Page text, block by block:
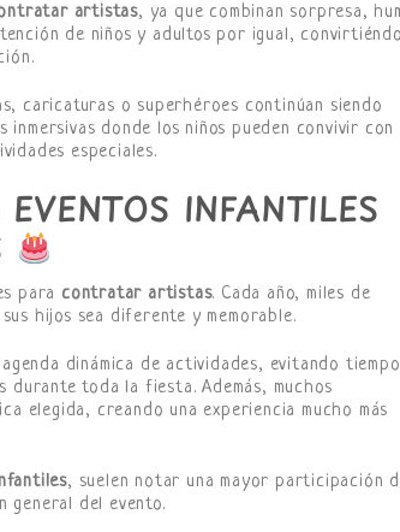
artistas, ya que combinan sorpresa,
de niños y adultos por igual,
caricaturas o superhéroes continúan siendo
donde los niños pueden convivir con
especiales.
INFANTILES
para contratar artistas. Cada año, miles de
hijos sea diferente y memorable.
dinámica de actividades, evitando
durante toda la fiesta. Además, muchos
elegida, creando una experiencia mucho más
, suelen notar una mayor participación
general del evento.